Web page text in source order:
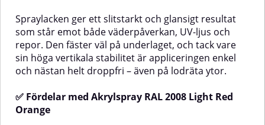
2004Hållbar, glansig yta med hög
färgbeständighetSlitstark och
reptålig finishNästintill droppfri
appliceringUV- och
väderresistentPolerbar efter 24
timmarUtmärkt vidhäftning på
flera olika underlagLämpliga
(flertalet
typer)AnvändningsområdenBättringsmålning
2000Glansig, hållbar och färgstark
finishReptålig och
väderbeständigDroppfri
applicering – utmärkt vertikal
stabilitetUV-resistent och
rostförebyggandePolerbar yta
efter 24 timmarUtmärkt
Spraylacken ger ett slitstarkt och glansigt resultat
som står emot både väderpåverkan, UV-ljus och
repor. Den fäster väl på underlaget, och tack vare
sin höga vertikala stabilitet är appliceringen enkel
och nästan helt droppfri – även på lodräta ytor.
✅ Fördelar med Akrylspray RAL 2008 Light Red
Orange